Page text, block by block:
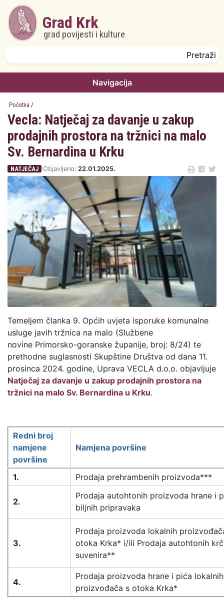
Skoči na glavni sadržaj
Grad Krk
grad povijesti i kulture
Navigacija
Početna /
Vecla: Natječaj za davanje u zakup
prodajnih prostora na tržnici na malo
Sv. Bernardina u Krku
NATJEČAJ Objavljeno: 22.01.2025.
Temeljem članka 9. Općih uvjeta isporuke komunalne
usluge javih tržnica na malo (Službene
novine Primorsko-goranske županije, broj: 8/24) te
prethodne suglasnosti Skupštine Društva od dana 11.
prosinca 2024. godine, Uprava VECLA d.o.o. objavljuje
Natječaj za davanje u zakup prodajnih prostora na
tržnici na malo Sv. Bernardina u Krku.
Redni broj
namjene
površine
Namjena površine
1. Prodaja prehrambenih proizvoda***
2.
Prodaja autohtonih proizvoda hrane i
biljnih pripravaka
3.
Prodaja proizvoda lokalnih
otoka Krka* i/ili Prodaja autohtonih
suvenira**
4.
Prodaja proizvoda hrane i pića lokalnih
proizvođača s otoka Krka*